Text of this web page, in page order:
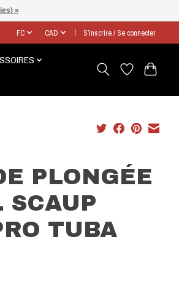
FC CAD S’inscrire / Se connecter
PLONGÉE
SCAUP
TUBA
»